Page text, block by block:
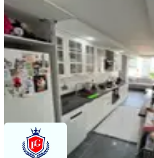
Seyhan, Yeşilyurt Mahallesi
175 m²
4.985.000 ₺
FİNAL GAYRİMENKULHULUSİ BAŞDAN